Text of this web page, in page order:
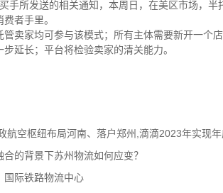
手所发送的相关通知，本周日，在美区市场，
者手里。
卖家均可参与该模式；所有主体需要新开一个
延长；平台将检验卖家的清关能力。
航空枢纽布局河南、落户郑州,滴滴2023年实现
的背景下苏州物流如何应变？
国际铁路物流中心